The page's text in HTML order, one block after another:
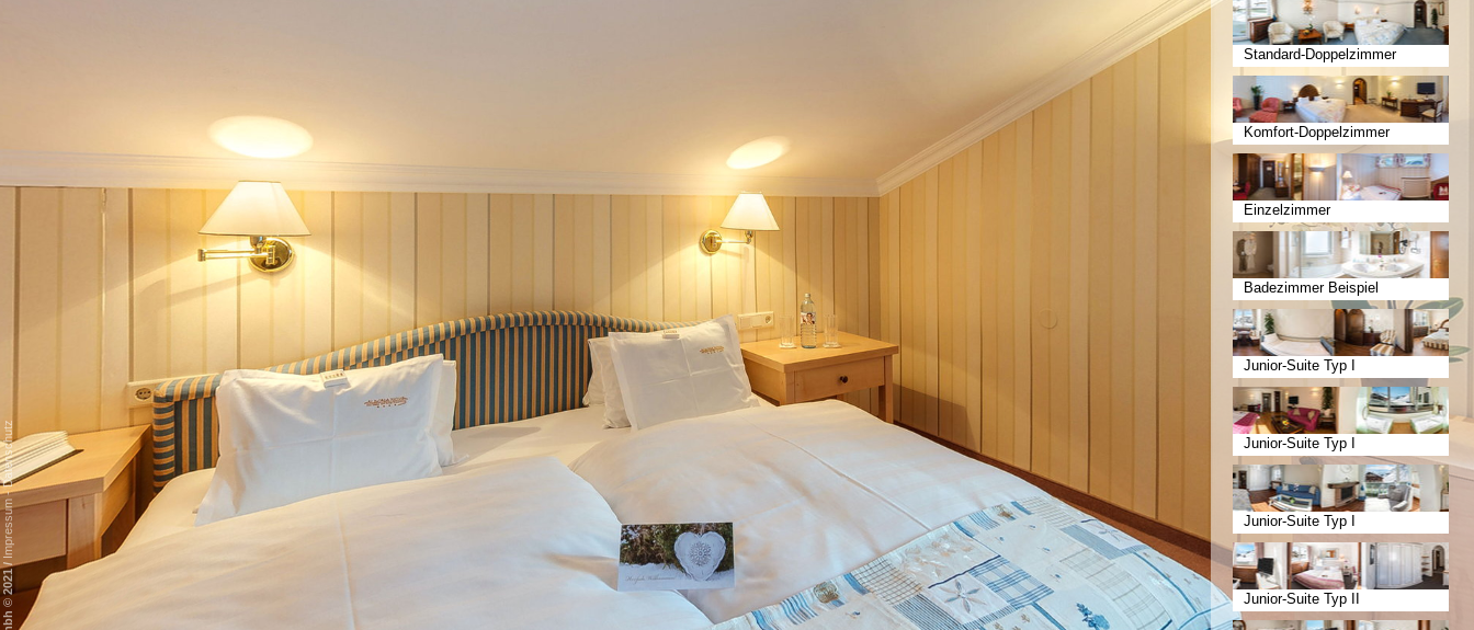
Standard-Doppelzimmer
Komfort-Doppelzimmer
Einzelzimmer
Badezimmer Beispiel
Junior-Suite Typ I
Junior-Suite Typ I
Junior-Suite Typ I
Junior-Suite Typ II
/
Impressum
-
Datenschutz